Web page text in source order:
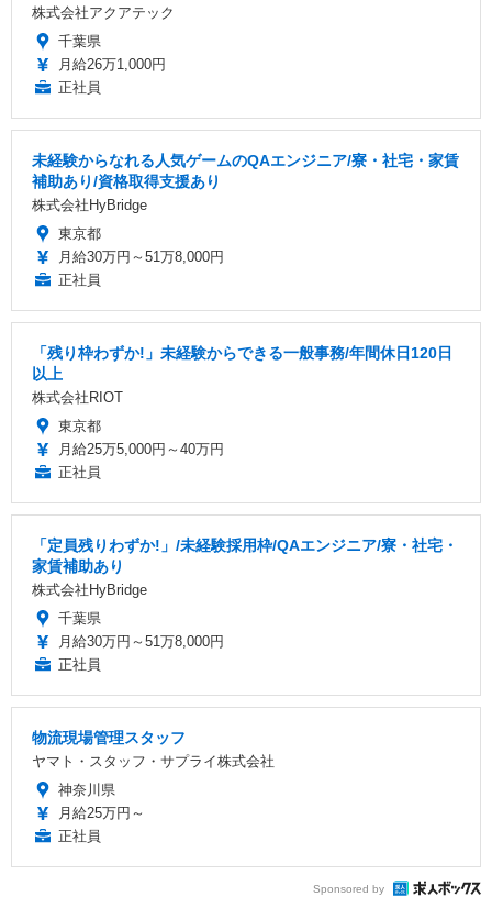
株式会社アクアテック
千葉県
月給26万1,000円
正社員
未経験からなれる人気ゲームのQAエンジニア/寮・社宅・家賃
補助あり/資格取得支援あり
株式会社HyBridge
東京都
月給30万円～51万8,000円
正社員
「残り枠わずか!」未経験からできる一般事務/年間休日120日
以上
株式会社RIOT
東京都
月給25万5,000円～40万円
正社員
「定員残りわずか!」/未経験採用枠/QAエンジニア/寮・社宅・
家賃補助あり
株式会社HyBridge
千葉県
月給30万円～51万8,000円
正社員
物流現場管理スタッフ
ヤマト・スタッフ・サプライ株式会社
神奈川県
月給25万円～
正社員
Sponsored by